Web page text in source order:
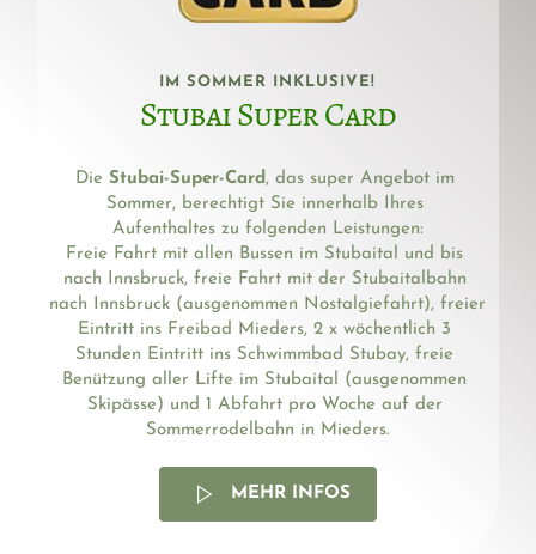
IM SOMMER INKLUSIVE!
Stubai Super Card
Die Stubai-Super-Card, das super Angebot im
Sommer, berechtigt Sie innerhalb Ihres
Aufenthaltes zu folgenden Leistungen:
Freie Fahrt mit allen Bussen im Stubaital und bis
nach Innsbruck, freie Fahrt mit der Stubaitalbahn
nach Innsbruck (ausgenommen Nostalgiefahrt), freier
Eintritt ins Freibad Mieders, 2 x wöchentlich 3
Stunden Eintritt ins Schwimmbad Stubay, freie
Benützung aller Lifte im Stubaital (ausgenommen
Skipässe) und 1 Abfahrt pro Woche auf der
Sommerrodelbahn in Mieders.
MEHR INFOS